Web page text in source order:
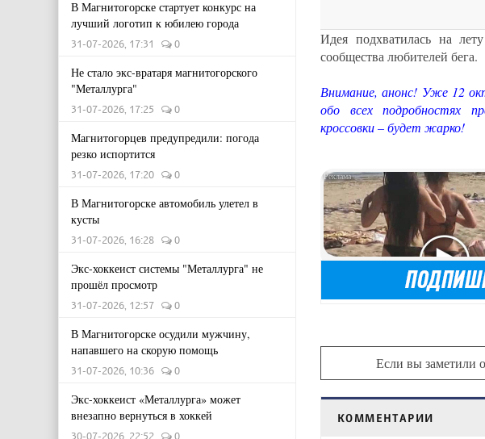
В Магнитогорске стартует конкурс на
лучший логотип к юбилею города
31-07-2026, 17:31 0
Не стало экс-вратаря магнитогорского
"Металлурга"
31-07-2026, 17:25 0
Магнитогорцев предупредили: погода
резко испортится
31-07-2026, 17:20 0
В Магнитогорске автомобиль улетел в
кусты
31-07-2026, 16:28 0
Экс-хоккеист системы "Металлурга" не
прошёл просмотр
31-07-2026, 12:57 0
В Магнитогорске осудили мужчину,
напавшего на скорую помощь
31-07-2026, 10:36 0
Экс-хоккеист «Металлурга» может
внезапно вернуться в хоккей
30-07-2026, 22:52 0
Идея подхватилась на
сообщества любителей бега.
Внимание, анонс! Уже 12
обо всех подробностях
кроссовки – будет жарко!
Если вы заметили
КОММЕНТАРИИ